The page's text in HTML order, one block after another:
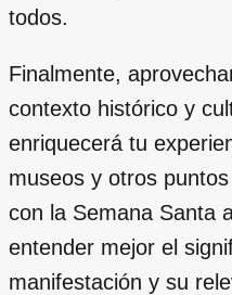
todos.
Finalmente,
contexto histórico y
enriquecerá tu
museos y otros
con la Semana Santa
entender mejor el
manifestación y su